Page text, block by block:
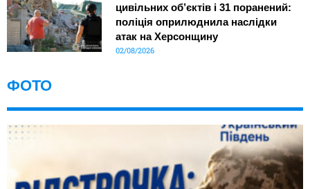
цивільних об’єктів і 31 поранений:
поліція оприлюднила наслідки
атак на Херсонщину
02/08/2026
ФОТО